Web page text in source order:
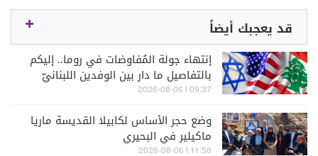
قد يعجبك أيضاً
إنتهاء جولة المُفاوضات في روما.. إليكم
بالتفاصيل ما دار بين الوفدين اللبنانيّ
والإسرائيليّ
09:37 | 2026-08-06
وضع حجر الأساس لكابيلا القديسة ماريا
ماكيلير في البحيري
11:58 | 2026-08-06